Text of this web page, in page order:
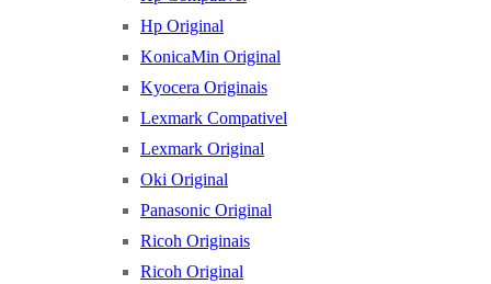
Hp Original
KonicaMin Original
Kyocera Originais
Lexmark Compativel
Lexmark Original
Oki Original
Panasonic Original
Ricoh Originais
Ricoh Original